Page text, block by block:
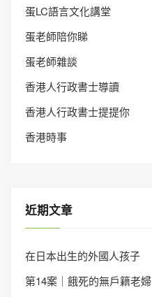
蛋LC語言文化講堂
蛋老師陪你睇
蛋老師雜談
香港人行政書士導讀
香港人行政書士提提你
香港時事
近期文章
在日本出生的外國人孩子
第14案｜餓死的無戶籍老婦